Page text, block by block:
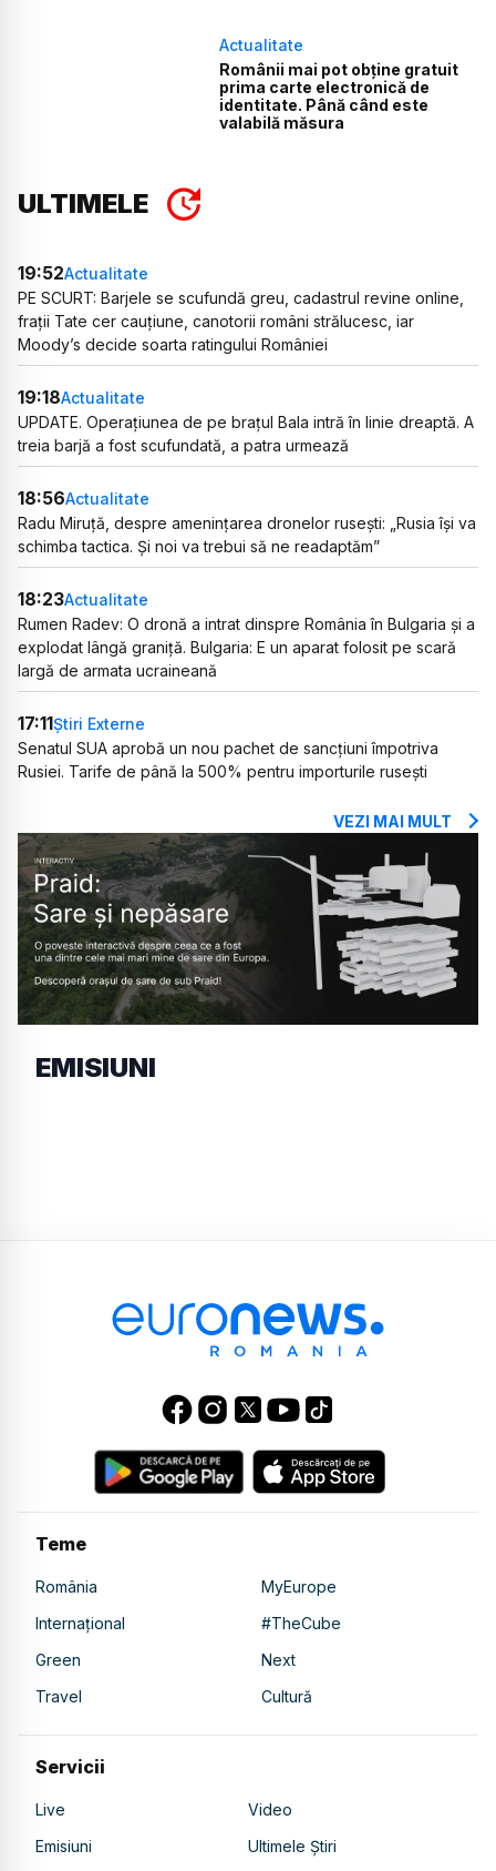
Actualitate
Românii mai pot obține gratuit
prima carte electronică de
identitate. Până când este
valabilă măsura
ULTIMELE
19:52Actualitate
PE SCURT: Barjele se scufundă greu, cadastrul revine online,
frații Tate cer cauțiune, canotorii români strălucesc, iar
Moody’s decide soarta ratingului României
19:18Actualitate
UPDATE. Operațiunea de pe brațul Bala intră în linie dreaptă. A
treia barjă a fost scufundată, a patra urmează
18:56Actualitate
Radu Miruță, despre amenințarea dronelor rusești: „Rusia își va
schimba tactica. Și noi va trebui să ne readaptăm”
18:23Actualitate
Rumen Radev: O dronă a intrat dinspre România în Bulgaria și a
explodat lângă graniță. Bulgaria: E un aparat folosit pe scară
largă de armata ucraineană
17:11Știri Externe
Senatul SUA aprobă un nou pachet de sancțiuni împotriva
Rusiei. Tarife de până la 500% pentru importurile rusești
VEZI MAI MULT
EMISIUNI
Teme
România
MyEurope
Internațional
#TheCube
Green
Next
Travel
Cultură
Servicii
Live
Video
Emisiuni
Ultimele Știri